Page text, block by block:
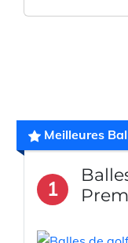
Meilleures
1